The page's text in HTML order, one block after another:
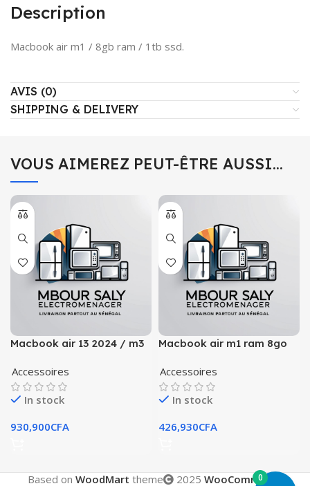
Description
Macbook air m1 / 8gb ram / 1tb ssd.
AVIS (0)
SHIPPING & DELIVERY
VOUS AIMEREZ PEUT-ÊTRE AUSSI…
Macbook air 13 2024 / m3
Accessoires
In stock
930,900CFA
Macbook air m1 ram 8go
Accessoires
In stock
426,930CFA
Based on WoodMart theme 2025 WooCommerce
0